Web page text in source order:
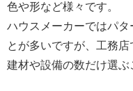
色や形など様々です。
ハウスメーカーではパ
とが多いですが、工務店
建材や設備の数だけ選ぶ